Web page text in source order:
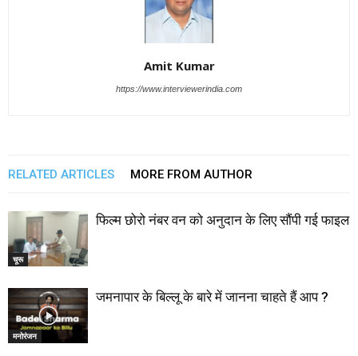
Amit Kumar
https://www.interviewerindia.com
RELATED ARTICLES MORE FROM AUTHOR
चूरू
फिल्म छोरो नंबर वन को अनुदान के लिए सौंपी गई फाइल
मनोरंजन
जमनापार के बिल्लू के बारे में जानना चाहते हैं आप ?